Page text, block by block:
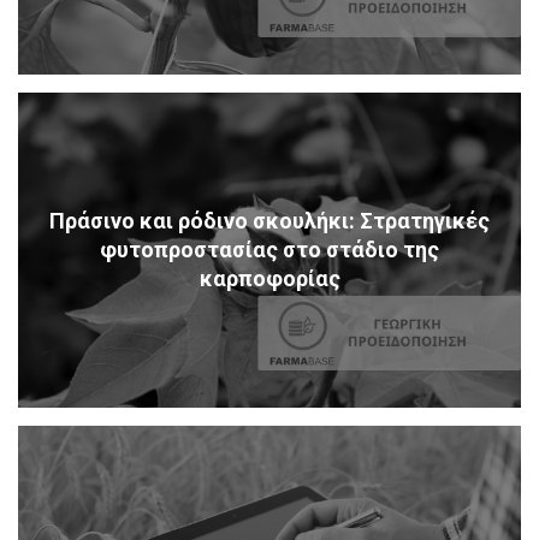
Πράσινο και ρόδινο σκουλήκι: Στρατηγικές
φυτοπροστασίας στο στάδιο της
καρποφορίας